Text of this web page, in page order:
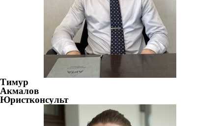
Тимур
Акмалов
Юристконсульт